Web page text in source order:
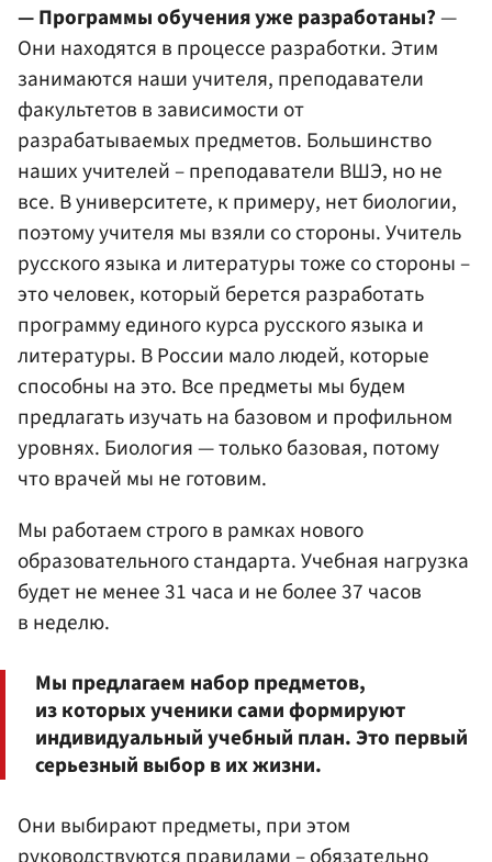
— Программы обучения уже разработаны?—
Они находятся в процессе разработки. Этим
занимаются наши учителя, преподаватели
факультетов в зависимости от
разрабатываемых предметов. Большинство
наших учителей – преподаватели ВШЭ, но не
все. В университете, к примеру, нет биологии,
поэтому учителя мы взяли со стороны. Учитель
русского языка и литературы тоже со стороны –
это человек, который берется разработать
программу единого курса русского языка и
литературы. В России мало людей, которые
способны на это. Все предметы мы будем
предлагать изучать на базовом и профильном
уровнях. Биология — только базовая, потому
что врачей мы не готовим.
Мы работаем строго в рамках нового
образовательного стандарта. Учебная нагрузка
будет не менее 31 часа и не более 37 часов
в неделю.
Мы предлагаем набор предметов,
из которых ученики сами формируют
индивидуальный учебный план. Это первый
серьезный выбор в их жизни.
Они выбирают предметы, при этом